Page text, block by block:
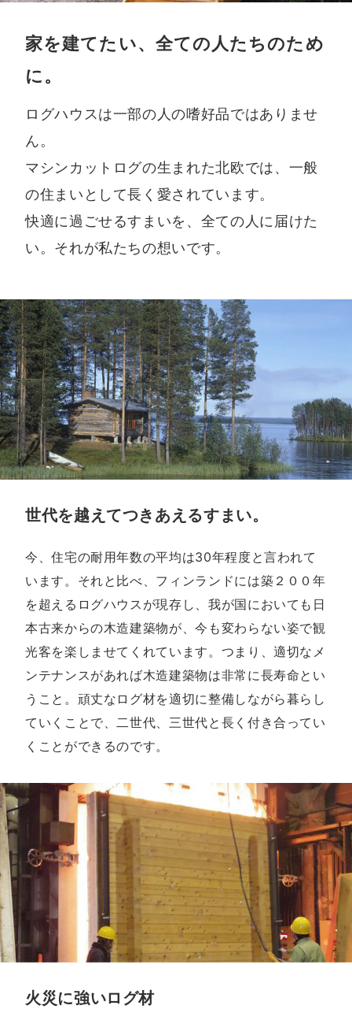
家を建てたい、全ての人たちのため
に。
ログハウスは一部の人の嗜好品ではありませ
ん。
マシンカットログの生まれた北欧では、一般
の住まいとして長く愛されています。
快適に過ごせるすまいを、全ての人に届けた
い。それが私たちの想いです。
世代を越えてつきあえるすまい。
今、住宅の耐用年数の平均は30年程度と言われて
います。それと比べ、フィンランドには築２００年
を超えるログハウスが現存し、我が国においても日
本古来からの木造建築物が、今も変わらない姿で観
光客を楽しませてくれています。つまり、適切なメ
ンテナンスがあれば木造建築物は非常に長寿命とい
うこと。頑丈なログ材を適切に整備しながら暮らし
ていくことで、二世代、三世代と長く付き合ってい
くことができるのです。
火災に強いログ材